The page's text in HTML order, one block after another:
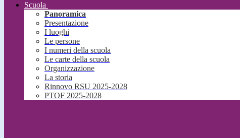
Scuola
Panoramica
Presentazione
I luoghi
Le persone
I numeri della scuola
Le carte della scuola
Organizzazione
La storia
Rinnovo RSU 2025-2028
PTOF 2025-2028